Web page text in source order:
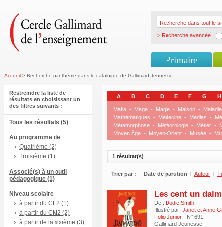
> Recherche avancée
Primaire
Accueil > Recherche par théme dans le catalogue de Gallimard Jeunesse
Restreindre la liste de
résultats en choisissant un
des filtres suivants :
Tous les résultats (5)
Au programme de
Quatrième (2)
Troisième (1)
Associé(s) à un outil
pédagogique (1)
Niveau scolaire
à partir du CE2 (1)
à partir du CM2 (2)
à partir de la sixième (3)
A B C D E F G H
Mafia - Mage - Magie - Maison -
Maladie
Mathématiques - Médecine - Médias -
Métamorphose - Météorologie - Métier -
Moyen Âge - Moyen-Orient - Musée -
1 résultat(s)
Trier par : Date de parution l Auteur l
Les cent un
De : Dodie Smith
Illustré par: Janet et Anne
Folio Junior - N° 691
Gallimard Jeunesse